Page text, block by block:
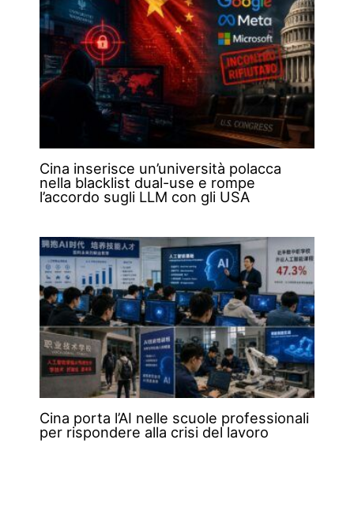
Cina inserisce un’università polacca
nella blacklist dual-use e rompe
l’accordo sugli LLM con gli USA
Cina porta l’AI nelle scuole professionali
per rispondere alla crisi del lavoro